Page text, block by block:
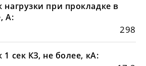
при прокладке в
А:
298
сек КЗ, не более, кА: